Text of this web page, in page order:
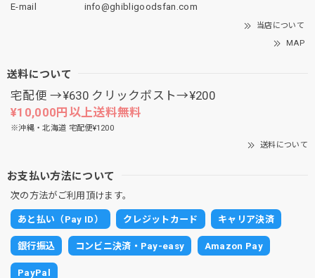
E-mail
info@ghibligoodsfan.com
当店について
MAP
送料について
宅配便 →¥630 クリックポスト→¥200
¥10,000円以上送料無料
※沖縄・北海道 宅配便¥1200
送料について
お支払い方法について
次の方法がご利用頂けます。
あと払い（Pay ID） クレジットカード キャリア決済
銀行振込 コンビニ決済・Pay-easy Amazon Pay
PayPal